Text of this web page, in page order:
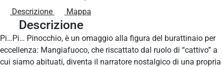
Descrizione
Mappa
Descrizione
Pi…Pi… Pinocchio, è un omaggio alla figura del burattinaio per
eccellenza: Mangiafuoco, che riscattato dal ruolo di “cattivo” a
cui siamo abituati, diventa il narratore nostalgico di una propria